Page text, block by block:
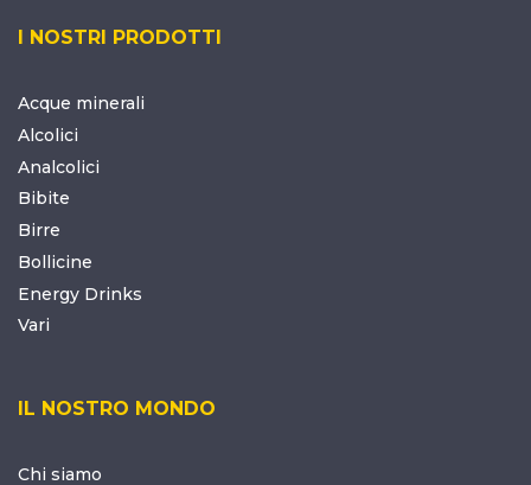
I NOSTRI PRODOTTI
Acque minerali
Alcolici
Analcolici
Bibite
Birre
Bollicine
Energy Drinks
Vari
IL NOSTRO MONDO
Chi siamo